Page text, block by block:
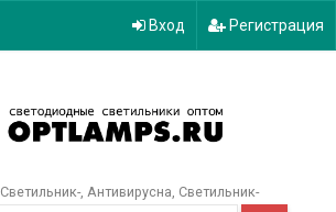
Вход Регистрация
Светильник- Антивирусна Светильник-